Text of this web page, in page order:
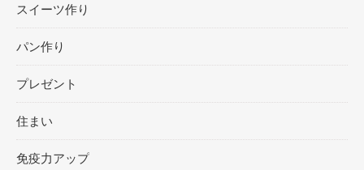
スイーツ作り
パン作り
プレゼント
住まい
免疫力アップ